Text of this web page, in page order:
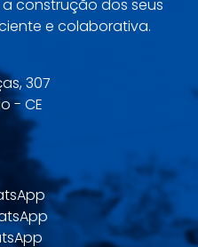
construção dos seus
e colaborativa.
307
- CE